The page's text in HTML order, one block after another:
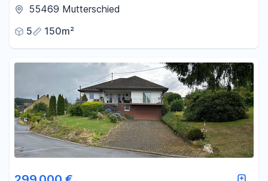
PV + Batteriespeicher
55469 Mutterschied
5
150m²